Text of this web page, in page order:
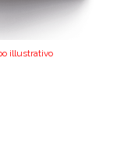
illustrativo